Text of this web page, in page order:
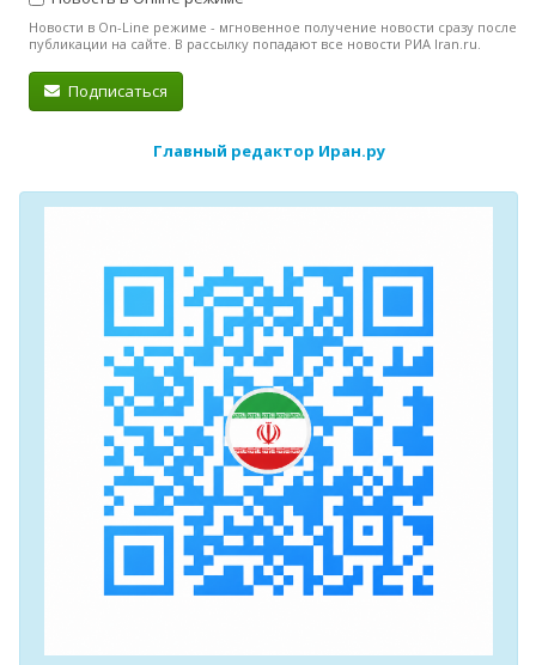
Новости в On-Line режиме - мгновенное получение новости сразу после
публикации на сайте. В рассылку попадают все новости РИА Iran.ru.
Подписаться
Главный редактор Иран.ру